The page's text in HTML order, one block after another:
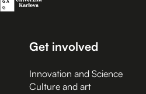
Get involved
Innovation and Science
Culture and art